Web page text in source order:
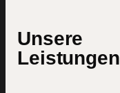
Unsere
Leistungen